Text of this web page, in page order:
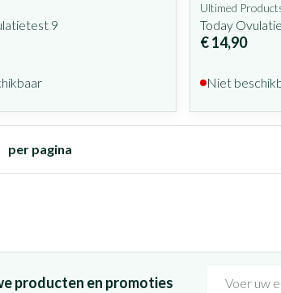
9
Ultimed
Today
€ 14,90
Niet
per pagina
producten en promoties